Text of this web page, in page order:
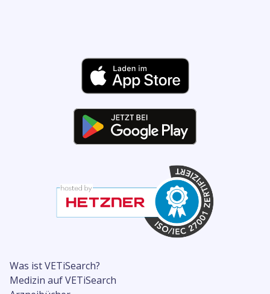
Was ist VETiSearch?
Medizin auf VETiSearch